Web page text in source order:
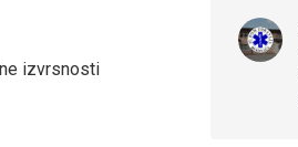
izvrsnosti